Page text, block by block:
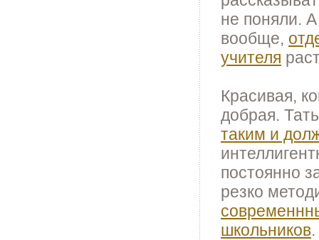
не поняли.
вообще,
учителя
Красивая,
добрая.
таким и
постоянно
резко
школьников.